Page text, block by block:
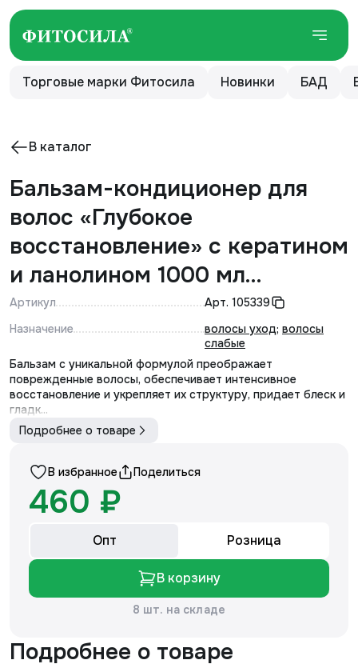
Торговые марки Фитосила Новинки БАД
В каталог
Бальзам-кондиционер для
волос «Глубокое
восстановление» с кератином
и ланолином 1000 мл
"Зеленый Алтай"
Артикул Арт. 105339
Назначение
волосы уход; волосы
слабые
Бальзам с уникальной формулой преображает
поврежденные волосы, обеспечивает интенсивное
восстановление и укрепляет их структуру, придает блеск и
гладк...
Подробнее о товаре
В избранное Поделиться
460 ₽
Опт Розница
В корзину
8 шт. на складе
Подробнее о товаре